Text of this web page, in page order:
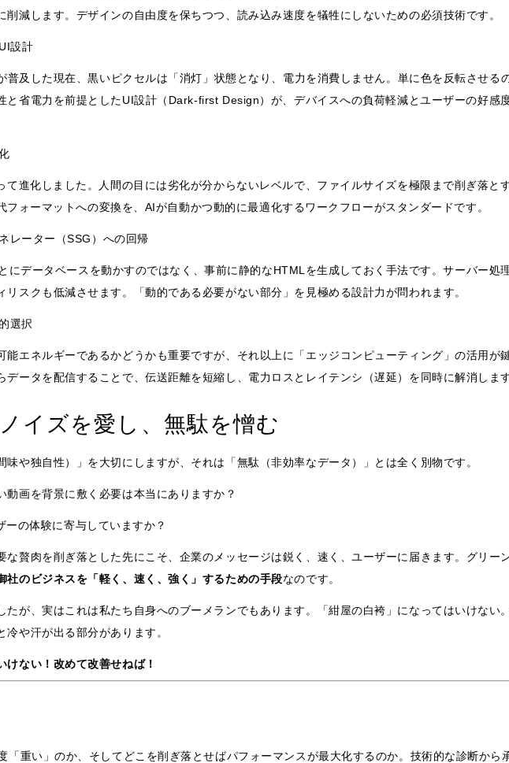
削減します。デザインの自由度を保ちつつ、読み込み速度を犠牲にしないための必須技術です。
設計
及した現在、黒いピクセルは「消灯」状態となり、電力を消費しません。単に色を反転させる
と省電力を前提としたUI設計（Dark-first Design）が、デバイスへの負荷軽減とユーザーの好感
て進化しました。人間の目には劣化が分からないレベルで、ファイルサイズを極限まで削ぎ落と
ォーマットへの変換を、AIが自動かつ動的に最適化するワークフローがスタンダードです。
レーター（SSG）への回帰
にデータベースを動かすのではなく、事前に静的なHTMLを生成しておく手法です。サーバー処
スクも低減させます。「動的である必要がない部分」を見極める設計力が問われます。
選択
能エネルギーであるかどうかも重要ですが、それ以上に「エッジコンピューティング」の活用が
ータを配信することで、伝送距離を短縮し、電力ロスとレイテンシ（遅延）を同時に解消します
イズを愛し、無駄を憎む
や独自性）」を大切にしますが、それは「無駄（非効率なデータ）」とは全く別物です。
動画を背景に敷く必要は本当にありますか？
の体験に寄与していますか？
な贅肉を削ぎ落とした先にこそ、企業のメッセージは鋭く、速く、ユーザーに届きます。グリー
社のビジネスを「軽く、速く、強く」するための手段なのです。
が、実はこれは私たち自身へのブーメランでもあります。「紺屋の白袴」になってはいけない
や汗が出る部分があります。
ない！改めて改善せねば！
「重い」のか、そしてどこを削ぎ落とせばパフォーマンスが最大化するのか。技術的な診断から